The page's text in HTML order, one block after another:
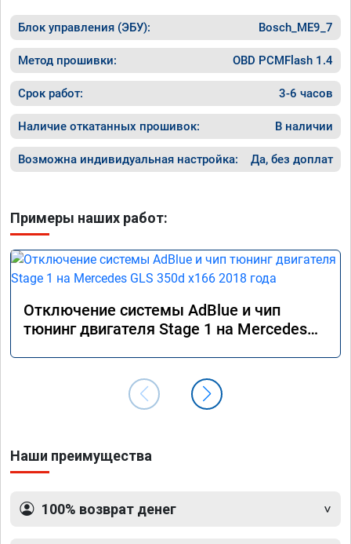
Блок управления (ЭБУ): Bosch_ME9_7
Метод прошивки: OBD PCMFlash 1.4
Срок работ: 3-6 часов
Наличие откатанных прошивок: В наличии
Возможна индивидуальная настройка: Да, без доплат
Примеры наших работ:
Отключение системы AdBlue и чип
тюнинг двигателя Stage 1 на Mercedes
Наши преимущества
100% возврат денег